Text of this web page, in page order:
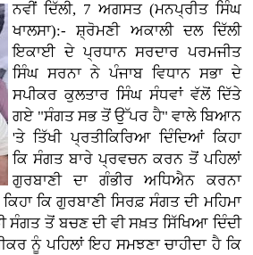
ਨਵੀਂ ਦਿੱਲੀ, 7 ਅਗਸਤ (ਮਨਪ੍ਰੀਤ ਸਿੰਘ
ਖਾਲਸਾ):- ਸ਼੍ਰੋਮਣੀ ਅਕਾਲੀ ਦਲ ਦਿੱਲੀ
ਇਕਾਈ ਦੇ ਪ੍ਰਧਾਨ ਸਰਦਾਰ ਪਰਮਜੀਤ
ਸਿੰਘ ਸਰਨਾ ਨੇ ਪੰਜਾਬ ਵਿਧਾਨ ਸਭਾ ਦੇ
ਸਪੀਕਰ ਕੁਲਤਾਰ ਸਿੰਘ ਸੰਧਵਾਂ ਵੱਲੋਂ ਦਿੱਤੇ
ਗਏ "ਸੰਗਤ ਸਭ ਤੋਂ ਉੱਪਰ ਹੈ" ਵਾਲੇ ਬਿਆਨ
'ਤੇ ਤਿੱਖੀ ਪ੍ਰਤੀਕਿਰਿਆ ਦਿੰਦਿਆਂ ਕਿਹਾ
ਕਿ ਸੰਗਤ ਬਾਰੇ ਪ੍ਰਵਚਨ ਕਰਨ ਤੋਂ ਪਹਿਲਾਂ
ਗੁਰਬਾਣੀ ਦਾ ਗੰਭੀਰ ਅਧਿਐਨ ਕਰਨਾ
ਕਿ ਗੁਰਬਾਣੀ ਸਿਰਫ਼ ਸੰਗਤ ਦੀ ਮਹਿਮਾ
ਸੰਗਤ ਤੋਂ ਬਚਣ ਦੀ ਵੀ ਸਖ਼ਤ ਸਿੱਖਿਆ ਦਿੰਦੀ
ਨੂੰ ਪਹਿਲਾਂ ਇਹ ਸਮਝਣਾ ਚਾਹੀਦਾ ਹੈ ਕਿ